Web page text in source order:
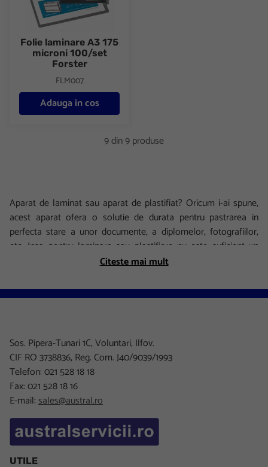
Folie laminare A3 175
microni 100/set
Forster
FLM007
Adauga in cos
9 din 9 produse
Aparat de laminat sau aparat de plastifiat? Oricum i-ai spune,
acest aparat ofera o solutie de durata pentru pastrarea in
perfecta stare a unor documente, a diplomelor, fotografiilor,
etc. Insa pentru laminare sau plastifiere nu este suficient un
laminator ci este nevoie si de folii laminare. Austral iti pune la
folli laminare a3 si folii laminare a5. Pastreaza-ti documentele
si amintirile in siguranta, ferite de umezeala, de praf si fara
Citeste mai mult
Sos. Pipera-Tunari 1C, Voluntari, Ilfov.
CIF RO 3738836, Reg. Com. J40/9039/1993
Telefon: 021 528 18 18
Fax: 021 528 18 16
E-mail:sales@austral.ro
UTILE